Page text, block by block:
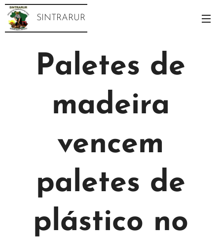
SINTRARUR
Paletes de
madeira
vencem
paletes de
plástico no